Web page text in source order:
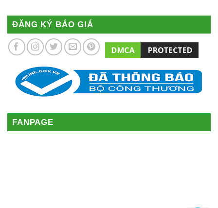
ĐĂNG KÝ BÁO GIÁ
FANPAGE